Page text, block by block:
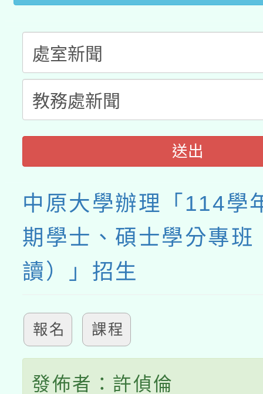
接種之民眾」措施，延
月28日止
送出
中原大學辦理「114學
期學士、碩士學分專班
讀）」招生
報名 課程
發佈者：許偵倫